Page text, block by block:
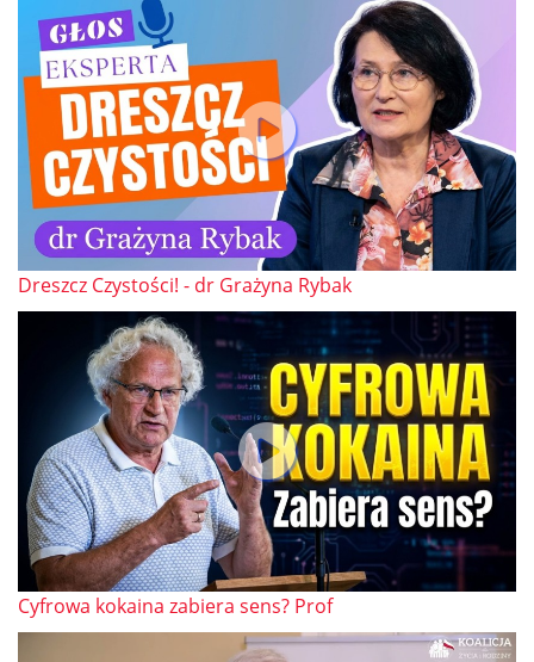
Dreszcz Czystości! - dr Grażyna Rybak
Cyfrowa kokaina zabiera sens? Prof